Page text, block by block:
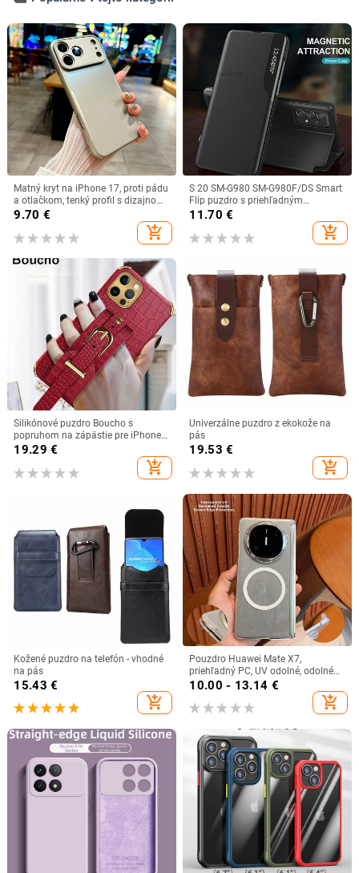
Matný kryt na iPhone 17, proti pádu
a otlačkom, tenký profil s dizajnom
čepele
9.70 €
add_shopping_cart
S 20 SM-G980 SM-G980F/DS Smart
Flip puzdro s priehľadným
okienkom pre Samsung Galaxy S20
koženom puzdre na mobilný telefón
11.70 €
add_shopping_cart
Silikónové puzdro Boucho s
popruhom na zápästie pre iPhone
13 12 Mini 11 Pro Max X Xs Max XR
7 6 8 Plus Nový mäkký silikónový
držiak na telefón s krokodílím
19.29 €
add_shopping_cart
Univerzálne puzdro z ekokože na
pás
19.53 €
add_shopping_cart
Kožené puzdro na telefón - vhodné
na pás
15.43 €
add_shopping_cart
Pouzdro Huawei Mate X7,
priehľadný PC, UV odolné, odolné
voči poškriabaniu, magnetické
10.00 - 13.14 €
add_shopping_cart